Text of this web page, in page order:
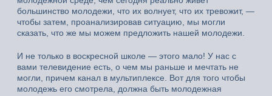
большинство молодежи, что их волнует, что их тревожит, —
чтобы затем, проанализировав ситуацию, мы могли
сказать, что же мы можем предложить нашей молодежи.
И не только в воскресной школе — этого мало! У нас с
вами телевидение есть, о чем мы раньше и мечтать не
могли, причем канал в мультиплексе. Вот для того чтобы
молодежь его смотрела, должна быть молодежная